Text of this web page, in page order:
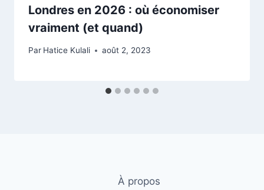
Londres en 2026 : où économiser
vraiment (et quand)
Par Hatice Kulali août 2, 2023
À propos